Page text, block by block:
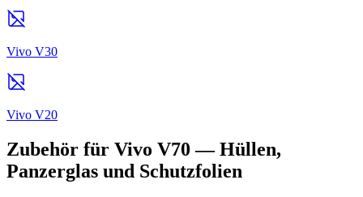
Vivo V30
Vivo V20
Zubehör für Vivo V70 — Hüllen,
Panzerglas und Schutzfolien